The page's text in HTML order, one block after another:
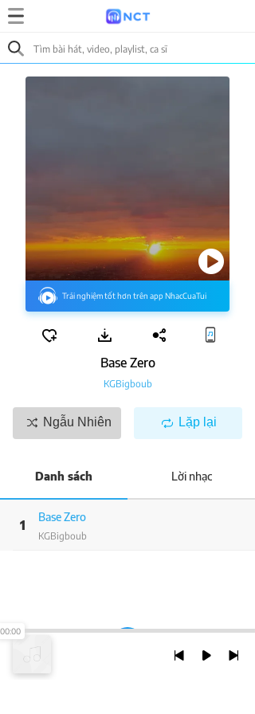
Trải nghiệm tốt hơn trên app NhacCuaTui
Base Zero
KGBigboub
Ngẫu Nhiên Lặp lại
Danh sách Lời nhạc
1
Base Zero
KGBigboub
00:00